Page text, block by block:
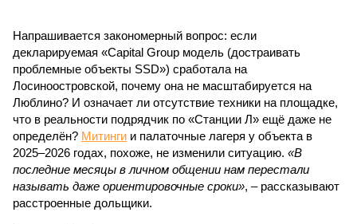
Напрашивается закономерный вопрос: если
декларируемая «Capital Group модель (достраивать
проблемные объекты SSD») сработала на
Лосиноостровской, почему она не масштабируется на
Люблино? И означает ли отсутствие техники на площадке,
что в реальности подрядчик по «Станции Л» ещё даже не
определён? Митинги и палаточные лагеря у объекта в
2025–2026 годах, похоже, не изменили ситуацию. «В
последние месяцы в личном общении нам перестали
называть даже ориентировочные сроки», – рассказывают
расстроенные дольщики.